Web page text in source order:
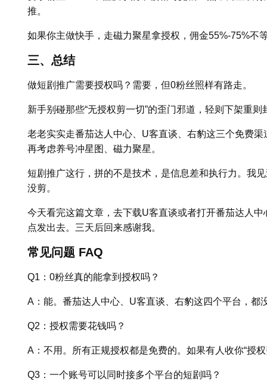
推。
如果你主做快手，走磁力聚星拿授权，佣金55%-75%不
三、总结
做短剧推广需要授权吗？需要，但0粉丝照样有路走。
新手别碰那些“无授权剪一切”的歪门邪道，轻则下架重则
老老实实走番茄达人中心、U客直谈、右豹这三个免费
再考虑养号冲星图、磁力聚星。
短剧推广这行，拼的不是技术，是信息差和执行力。我
没剪。
今天看完这篇文章，去下载U客直谈或者打开番茄达人
点发出去。三天后回来感谢我。
常见问题 FAQ
Q1：0粉丝真的能拿到授权吗？
A：能。番茄达人中心、U客直谈、右豹这四个平台，都
Q2：授权需要花钱吗？
A：不用。所有正规授权都是免费的。如果有人收你“授权
Q3：一个账号可以同时接多个平台的短剧吗？